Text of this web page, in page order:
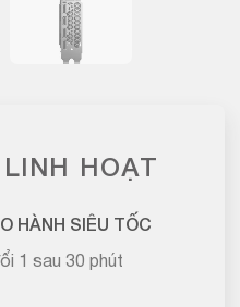
HOẠT
HÀNH SIÊU TỐC
1 sau 30 phút